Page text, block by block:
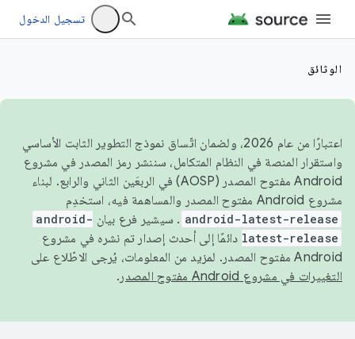
تسجيل الدخول
الوثائق
اعتبارًا من عام 2026، ولضمان اتّساق نموذج التطوير الثابت الأساسي
واستقرار المنصة في النظام المتكامل، سننشر رمز المصدر في مشروع
Android مفتوح المصدر (AOSP) في الربعَين الثاني والرابع. لبناء
مشروع Android مفتوح المصدر والمساهمة فيه، استخدِم
android-latest-release . سيشير فرع بيان android-
latest-release دائمًا إلى أحدث إصدار تم نشره في مشروع
Android مفتوح المصدر. لمزيد من المعلومات، يُرجى الاطّلاع على
التغييرات في مشروع Android مفتوح المصدر
.